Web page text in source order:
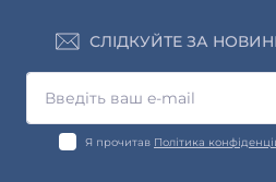
СЛІДКУЙТЕ ЗА
Я прочитав Політика